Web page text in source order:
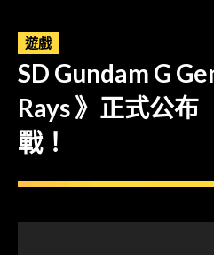
遊戲
SD Gundam G
Rays 》正式公
戰！